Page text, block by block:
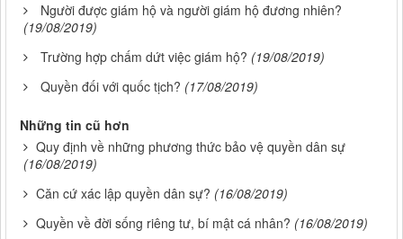
Người được giám hộ và người giám hộ đương nhiên?
(19/08/2019)
Trường hợp chấm dứt việc giám hộ? (19/08/2019)
Quyền đối với quốc tịch? (17/08/2019)
Những tin cũ hơn
Quy định về những phương thức bảo vệ quyền dân sự
(16/08/2019)
Căn cứ xác lập quyền dân sự? (16/08/2019)
Quyền về đời sống riêng tư, bí mật cá nhân? (16/08/2019)